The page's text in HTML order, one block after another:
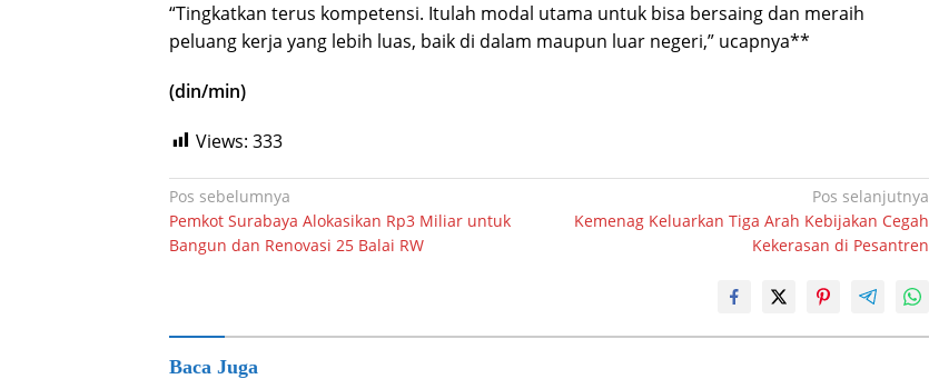
“Tingkatkan terus kompetensi. Itulah modal utama untuk bisa bersaing dan meraih
peluang kerja yang lebih luas, baik di dalam maupun luar negeri,” ucapnya**
(din/min)
Views: 333
Navigasi
pos
Pos sebelumnya
Pemkot Surabaya Alokasikan Rp3 Miliar untuk
Bangun dan Renovasi 25 Balai RW
Pos selanjutnya
Kemenag Keluarkan Tiga Arah Kebijakan Cegah
Kekerasan di Pesantren
Baca Juga